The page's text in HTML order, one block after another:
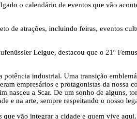
o calendário de eventos que vão
de atrações, incluindo feiras, eventos
Leigue, destacou que o 21º
industrial. Uma transição
empresários e protagonistas da nossa
a Scar. De um sonho de alguns,
e na arte, sempre respeitando o nosso
vão integrar a cidade e quem vive